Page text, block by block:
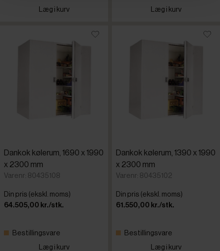
Læg i kurv
Læg i kurv
Dankok kølerum, 1690 x 1990
x 2300 mm
Varenr: 80435108
Din pris (ekskl. moms)
64.505,00 kr./stk.
Bestillingsvare
Læg i kurv
Dankok kølerum, 1390 x 1990
x 2300 mm
Varenr: 80435102
Din pris (ekskl. moms)
61.550,00 kr./stk.
Bestillingsvare
Læg i kurv